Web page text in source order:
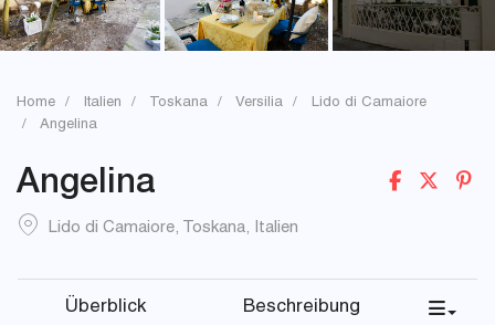
Home Italien Toskana Versilia
Lido di Camaiore
Angelina
Angelina
Lido di Camaiore, Toskana, Italien
Überblick Beschreibung